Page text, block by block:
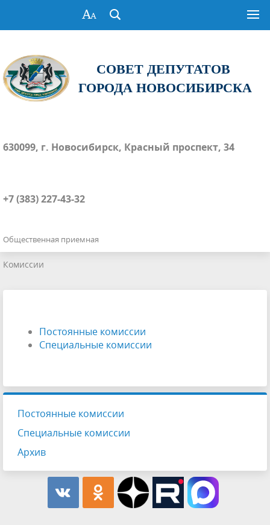
СОВЕТ ДЕПУТАТОВ
ГОРОДА НОВОСИБИРСКА
630099, г. Новосибирск, Красный проспект, 34
+7 (383) 227-43-32
Общественная приемная
Комиссии
Постоянные комиссии
Специальные комиссии
Постоянные комиссии
Специальные комиссии
Архив